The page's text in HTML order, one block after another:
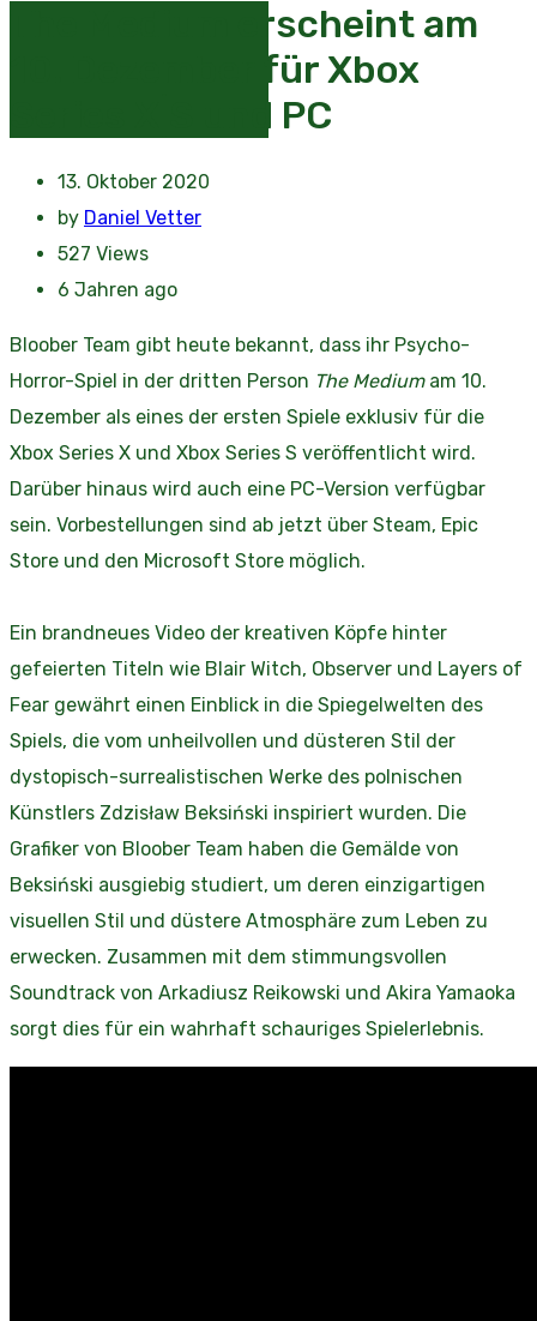
The Medium erscheint am
10. Dezember für Xbox
Series X|S und PC
13. Oktober 2020
by Daniel Vetter
527 Views
6 Jahren ago
Bloober Team gibt heute bekannt, dass ihr Psycho-
Horror-Spiel in der dritten Person The Mediumam 10.
Dezember als eines der ersten Spiele exklusiv für die
Xbox Series X und Xbox Series S veröffentlicht wird.
Darüber hinaus wird auch eine PC-Version verfügbar
sein. Vorbestellungen sind ab jetzt über Steam, Epic
Store und den Microsoft Store möglich.
Ein brandneues Video der kreativen Köpfe hinter
gefeierten Titeln wie Blair Witch, Observer und Layers of
Fear gewährt einen Einblick in die Spiegelwelten des
Spiels, die vom unheilvollen und düsteren Stil der
dystopisch-surrealistischen Werke des polnischen
Künstlers Zdzisław Beksiński inspiriert wurden. Die
Grafiker von Bloober Team haben die Gemälde von
Beksiński ausgiebig studiert, um deren einzigartigen
visuellen Stil und düstere Atmosphäre zum Leben zu
erwecken. Zusammen mit dem stimmungsvollen
Soundtrack von Arkadiusz Reikowski und Akira Yamaoka
sorgt dies für ein wahrhaft schauriges Spielerlebnis.